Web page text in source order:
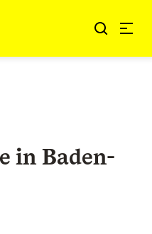
in Baden-